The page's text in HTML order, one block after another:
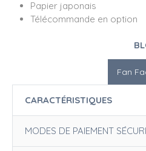
Papier japonais
Télécommande en option
Fan
CARACTÉRISTIQUES
MODES DE PAIEMENT